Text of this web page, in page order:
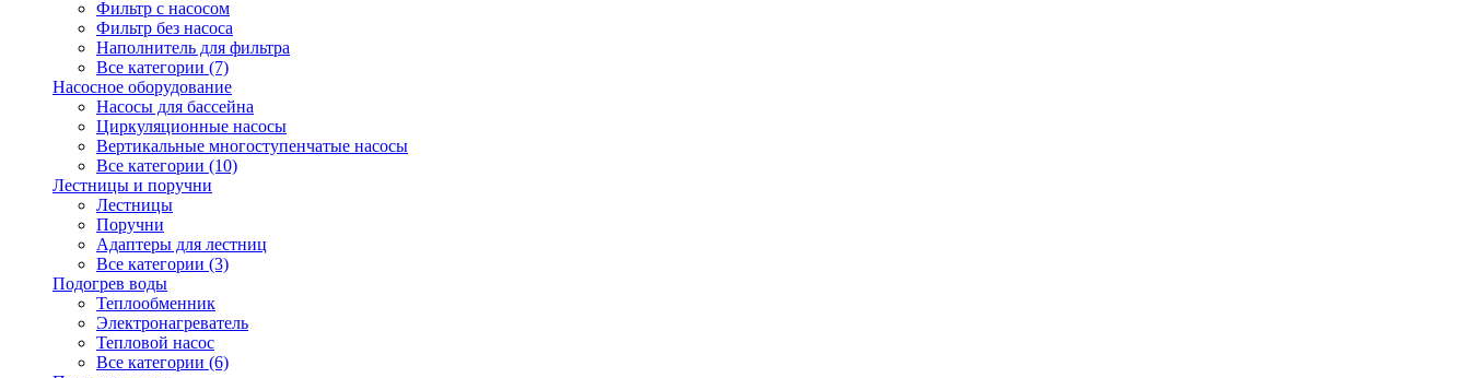
Фильтр с насосом
Фильтр без насоса
Наполнитель для фильтра
Все категории (7)
Насосное оборудование
Насосы для бассейна
Циркуляционные насосы
Вертикальные многоступенчатые насосы
Все категории (10)
Лестницы и поручни
Лестницы
Поручни
Адаптеры для лестниц
Все категории (3)
Подогрев воды
Теплообменник
Электронагреватель
Тепловой насос
Все категории (6)